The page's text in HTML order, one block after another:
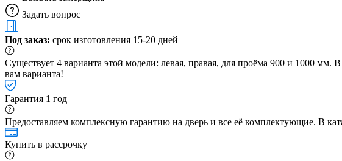
Задать вопрос
Под заказ: срок изготовления 15-20 дней
Существует 4 варианта этой модели: левая, правая, для проёма 900 и 1000
вам варианта!
Гарантия 1 год
Предоставляем комплексную гарантию на дверь и все её комплектующие. В
Купить в рассрочку